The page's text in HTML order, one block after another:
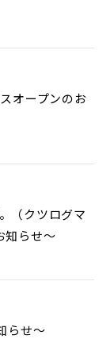
オープンのお
（クツログマ
知らせ～
らせ～